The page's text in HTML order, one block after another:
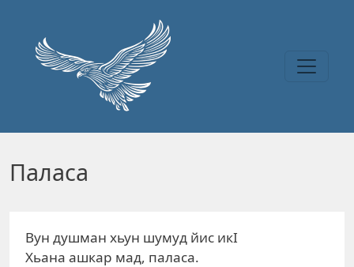
Паласа
Вун душман хьун шумуд йис икI
Хьана ашкар мад, паласа.